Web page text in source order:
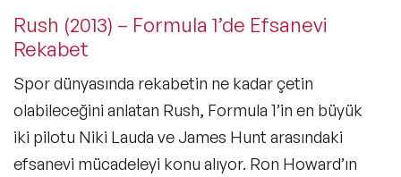
Rush (2013) – Formula 1’de Efsanevi
Rekabet
Spor dünyasında rekabetin ne kadar çetin
olabileceğini anlatan Rush, Formula 1’in en büyük
iki pilotu Niki Lauda ve James Hunt arasındaki
efsanevi mücadeleyi konu alıyor. Ron Howard’ın